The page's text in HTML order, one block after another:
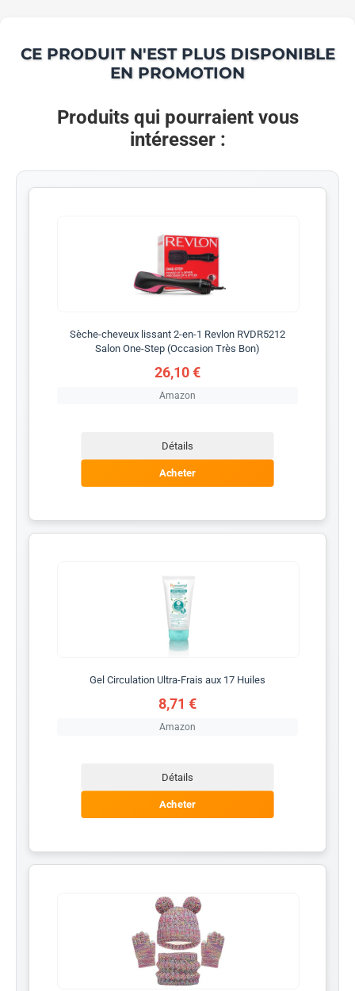
CE PRODUIT N'EST PLUS DISPONIBLE
EN PROMOTION
Produits qui pourraient vous
intéresser :
Sèche-cheveux lissant 2-en-1 Revlon RVDR5212
Salon One-Step (Occasion Très Bon)
26,10 €
Amazon
Détails
Acheter
Gel Circulation Ultra-Frais aux 17 Huiles
8,71 €
Amazon
Détails
Acheter